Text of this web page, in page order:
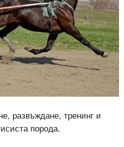
развъждане, тренинг и
порода.